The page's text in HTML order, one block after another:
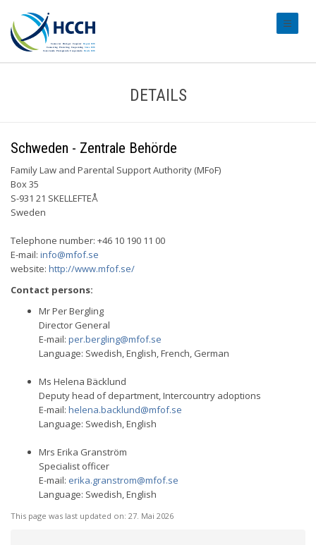
DETAILS
Schweden - Zentrale Behörde
Family Law and Parental Support Authority (MFoF)
Box 35
S-931 21 SKELLEFTEÅ
Sweden
Telephone number: +46 10 190 11 00
E-mail: info@mfof.se
website: http://www.mfof.se/
Contact persons:
Mr Per Bergling
Director General
E-mail: per.bergling@mfof.se
Language: Swedish, English, French, German
Ms Helena Bäcklund
Deputy head of department, Intercountry adoptions
E-mail: helena.backlund@mfof.se
Language: Swedish, English
Mrs Erika Granström
Specialist officer
E-mail: erika.granstrom@mfof.se
Language: Swedish, English
This page was last updated on: 27. Mai 2026